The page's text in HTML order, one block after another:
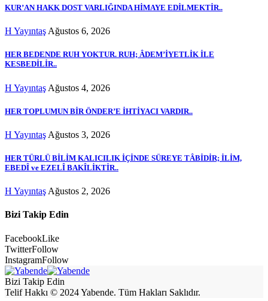
KUR’AN HAKK DOST VARLIĞINDA HİMAYE EDİLMEKTİR..
H Yayıntaş Ağustos 6, 2026
HER BEDENDE RUH YOKTUR. RUH; ÂDEM’İYETLİK İLE
KESBEDİLİR..
H Yayıntaş Ağustos 4, 2026
HER TOPLUMUN BİR ÖNDER’E İHTİYACI VARDIR..
H Yayıntaş Ağustos 3, 2026
HER TÜRLÜ BİLİM KALICILIK İÇİNDE SÜREYE TÂBİDİR; İLİM,
EBEDÎ ve EZELÎ BAKÎLİKTİR..
H Yayıntaş Ağustos 2, 2026
Bizi Takip Edin
FacebookLike
TwitterFollow
InstagramFollow
Bizi Takip Edin
Telif Hakkı © 2024 Yabende. Tüm Hakları Saklıdır.